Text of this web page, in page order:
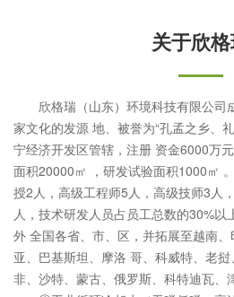
关于欣
欣格瑞（山东）环境科技有限公司
家文化的发源 地、被誉为“孔孟之乡、
宁经济开发区管辖，注册 资金6000万
面积20000㎡ ，研发试验面积1000㎡
授2人，高级工程师5人，高级技师3人
人，技术研发人员占员工总数的30%以
外 全国各省、市、区，并拓展至越南
亚、巴基斯坦、摩洛 哥、科威特、老
非、沙特、蒙古、俄罗斯、科特迪瓦、